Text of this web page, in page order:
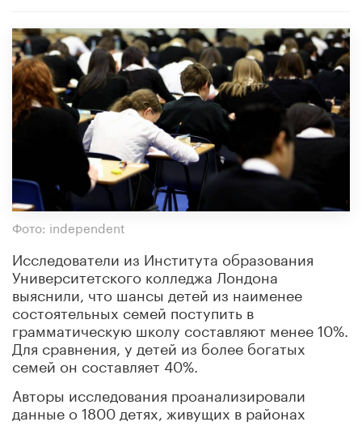
Фото: independent
Исследователи из Института образования
Университетского колледжа Лондона
выяснили, что шансы детей из наименее
состоятельных семей поступить в
грамматическую школу составляют менее 10%.
Для сравнения, у детей из более богатых
семей он составляет 40%.
Авторы исследования проанализировали
данные о 1800 детях, живущих в районах